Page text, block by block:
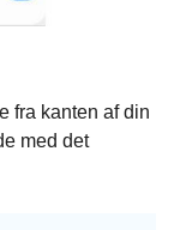
fra kanten af din
med det